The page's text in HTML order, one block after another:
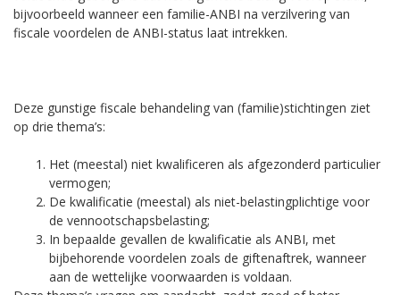
bijvoorbeeld wanneer een familie-ANBI na verzilvering van
fiscale voordelen de ANBI-status laat intrekken.
Deze gunstige fiscale behandeling van (familie)stichtingen ziet
op drie thema’s:
Het (meestal) niet kwalificeren als afgezonderd particulier
vermogen;
De kwalificatie (meestal) als niet-belastingplichtige voor
de vennootschapsbelasting;
In bepaalde gevallen de kwalificatie als ANBI, met
bijbehorende voordelen zoals de giftenaftrek, wanneer
aan de wettelijke voorwaarden is voldaan.